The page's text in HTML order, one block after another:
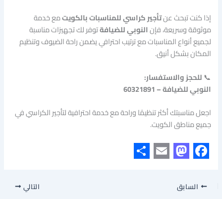
إذا كنت تبحث عنتأجير كراسي للمناسبات بالكويتمع خدمة
موثوقة وسريعة، فإنالنوبي للضيافةتوفر لك تجهيزات مناسبة
لجميع أنواع المناسبات مع ترتيب احترافي يضمن راحة الضيوف وتنظيم
المكان بشكل أنيق.
📞 للحجز والاستفسار:
النوبي للضيافة – 60321891
اجعل مناسبتك أكثر تنظيمًا وراحة مع خدمة احترافية لتأجير الكراسي في
جميع مناطق الكويت.
F
a
M
a
E
S
السابق التالي